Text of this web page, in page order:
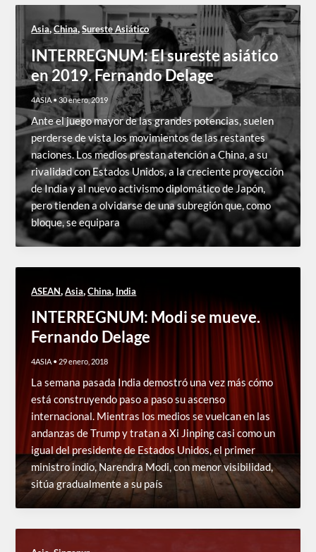
Asia,China,Sureste Asiático
INTERREGNUM: El sureste asiático
en 2019. Fernando Delage
4ASIA•30 enero, 2019
Ante el juego mayor de las grandes potencias, suelen
perderse de vista los movimientos de las restantes
naciones. Los medios prestan atención a China, a su
rivalidad con Estados Unidos, a la creciente proyección
de India y al nuevo activismo diplomático de Japón,
pero tienden a olvidarse de una subregión que, como
bloque, se equipara
ASEAN,Asia,China, India
INTERREGNUM: Modi se mueve.
Fernando Delage
4ASIA • 29 enero, 2018
La semana pasada India demostró una vez más cómo
está construyendo paso a paso su ascenso
internacional. Mientras los medios se vuelcan en las
andanzas de Trump y tratan a Xi Jinping casi como un
igual del presidente de Estados Unidos, el primer
ministro indio, Narendra Modi, con menor visibilidad,
sitúa gradualmente a su país